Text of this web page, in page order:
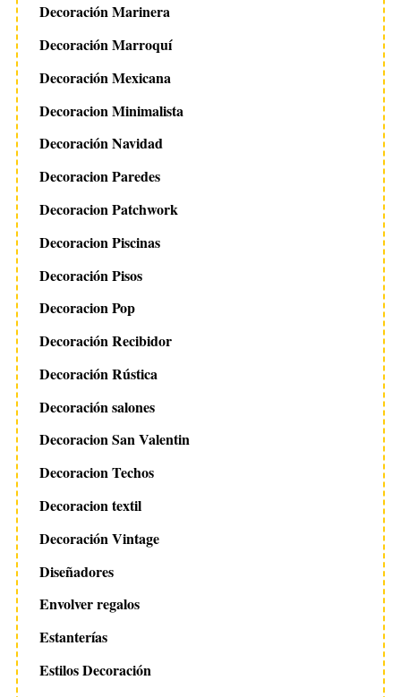
Decoración Marinera
Decoración Marroquí
Decoración Mexicana
Decoracion Minimalista
Decoración Navidad
Decoracion Paredes
Decoracion Patchwork
Decoracion Piscinas
Decoración Pisos
Decoracion Pop
Decoración Recibidor
Decoración Rústica
Decoración salones
Decoracion San Valentin
Decoracion Techos
Decoracion textil
Decoración Vintage
Diseñadores
Envolver regalos
Estanterías
Estilos Decoración